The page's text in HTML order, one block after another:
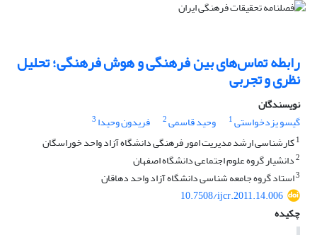
رابطه تماس‌های بین فرهنگی و هوش فرهنگی؛ تحلیل
نظری و تجربی
نویسندگان
گیسو یزدخواستی1 وحید قاسمی2 فریدون وحیدا 3
1کارشناسی ارشد مدیریت امور فرهنگی دانشگاه آزاد واحد خوراسگان
2دانشیار گروه علوم اجتماعی دانشگاه اصفهان
3استاد گروه جامعه شناسی دانشگاه آزاد واحد دهاقان
10.7508/ijcr.2011.14.006
چکیده